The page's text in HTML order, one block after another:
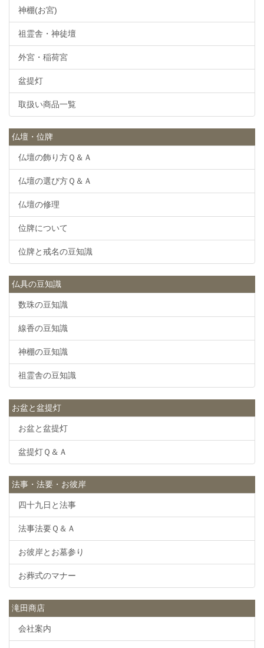
神棚(お宮)
祖霊舎・神徒壇
外宮・稲荷宮
盆提灯
取扱い商品一覧
仏壇・位牌
仏壇の飾り方Ｑ＆Ａ
仏壇の選び方Ｑ＆Ａ
仏壇の修理
位牌について
位牌と戒名の豆知識
仏具の豆知識
数珠の豆知識
線香の豆知識
神棚の豆知識
祖霊舎の豆知識
お盆と盆提灯
お盆と盆提灯
盆提灯Ｑ＆Ａ
法事・法要・お彼岸
四十九日と法事
法事法要Ｑ＆Ａ
お彼岸とお墓参り
お葬式のマナー
滝田商店
会社案内